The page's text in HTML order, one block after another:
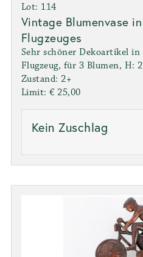
Lot: 114
Vintage Blumenvase
Flugzeuges
Sehr schöner Dekoartikel in
Flugzeug, für 3 Blumen, H:
Zustand: 2+
Limit: € 25,00
Kein Zuschlag